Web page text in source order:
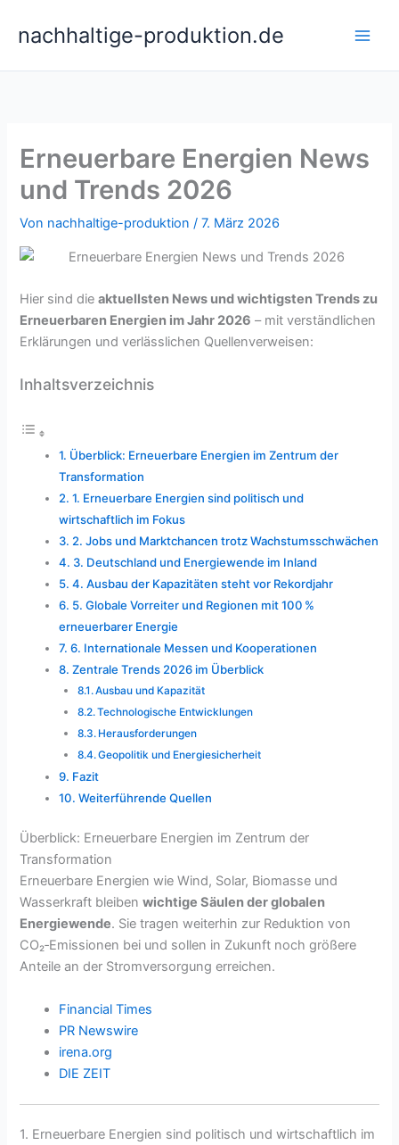
Inhaltnachhaltige-produktion.de
Erneuerbare Energien News
und Trends 2026
Von nachhaltige-produktion/7. März 2026
Hier sind dieaktuellsten News und wichtigsten Trends zu
Erneuerbaren Energien im Jahr 2026 – mit verständlichen
Erklärungen und verlässlichen Quellenverweisen:
Inhaltsverzeichnis
Überblick: Erneuerbare Energien im Zentrum der
Transformation
1. Erneuerbare Energien sind politisch und
wirtschaftlich im Fokus
2. Jobs und Marktchancen trotz Wachstumsschwächen
3. Deutschland und Energiewende im Inland
4. Ausbau der Kapazitäten steht vor Rekordjahr
5. Globale Vorreiter und Regionen mit 100 %
erneuerbarer Energie
6. Internationale Messen und Kooperationen
Zentrale Trends 2026 im Überblick
Ausbau und Kapazität
Technologische Entwicklungen
Herausforderungen
Geopolitik und Energie­sicherheit
Fazit
Weiterführende Quellen
Überblick: Erneuerbare Energien im Zentrum der
Transformation
Erneuerbare Energien wie Wind, Solar, Biomasse und
Wasserkraft bleibenwichtige Säulen der globalen
Energiewende. Sie tragen weiterhin zur Reduktion von
CO₂‑Emissionen bei und sollen in Zukunft noch größere
Anteile an der Stromversorgung erreichen.
Financial Times
PR Newswire
irena.org
DIE ZEIT
1. Erneuerbare Energien sind politisch und wirtschaftlich im